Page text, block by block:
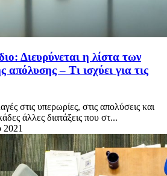
Διευρύνεται η λίστα των
– Τι ισχύει για τις
στις υπερωρίες, στις απολύσεις και
άλλες διατάξεις που στ...
2021